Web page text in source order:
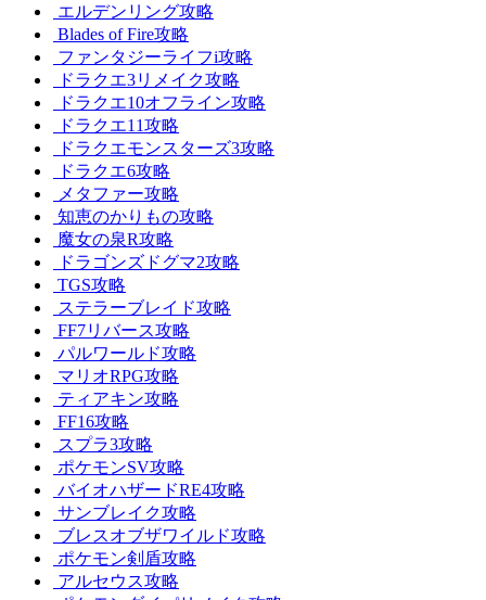
エルデンリング攻略
Blades of Fire攻略
ファンタジーライフi攻略
ドラクエ3リメイク攻略
ドラクエ10オフライン攻略
ドラクエ11攻略
ドラクエモンスターズ3攻略
ドラクエ6攻略
メタファー攻略
知恵のかりもの攻略
魔女の泉R攻略
ドラゴンズドグマ2攻略
TGS攻略
ステラーブレイド攻略
FF7リバース攻略
パルワールド攻略
マリオRPG攻略
ティアキン攻略
FF16攻略
スプラ3攻略
ポケモンSV攻略
バイオハザードRE4攻略
サンブレイク攻略
ブレスオブザワイルド攻略
ポケモン剣盾攻略
アルセウス攻略